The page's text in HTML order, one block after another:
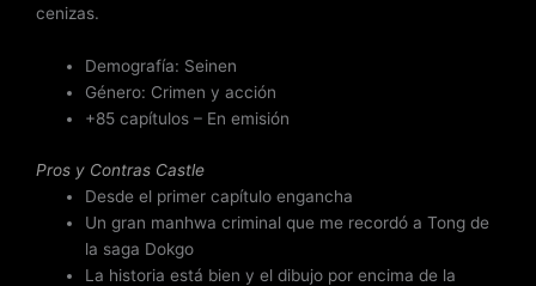
cenizas.
Demografía: Seinen
Género: Crimen y acción
+85 capítulos – En emisión
Pros y Contras Castle
Desde el primer capítulo engancha
Un gran manhwa criminal que me recordó a Tong de
la saga Dokgo
La historia está bien y el dibujo por encima de la